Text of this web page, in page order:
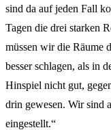
sind da auf jeden Fall
Tagen die drei starken
müssen wir die Räume
besser schlagen, als in
Hinspiel nicht gut,
drin gewesen. Wir sind
eingestellt.“